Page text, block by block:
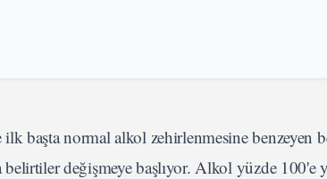
başta normal alkol zehirlenmesine benzeyen
değişmeye başlıyor. Alkol yüzde 100'e